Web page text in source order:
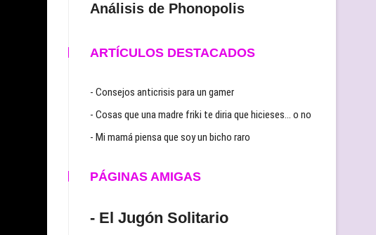
Análisis de Phonopolis
ARTÍCULOS DESTACADOS
- Consejos anticrisis para un gamer
- Cosas que una madre friki te diria que hicieses… o no
- Mi mamá piensa que soy un bicho raro
PÁGINAS AMIGAS
- El Jugón Solitario